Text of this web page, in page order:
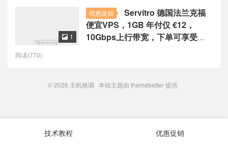
优惠促销
Servitro 德国法兰克福
便宜VPS，1GB 年付仅 €12，
10Gbps上行带宽，下单可享受免
 1
阅读(770)
© 2026 主机格调 本站主题由 themebetter提供
技术教程 优惠促销